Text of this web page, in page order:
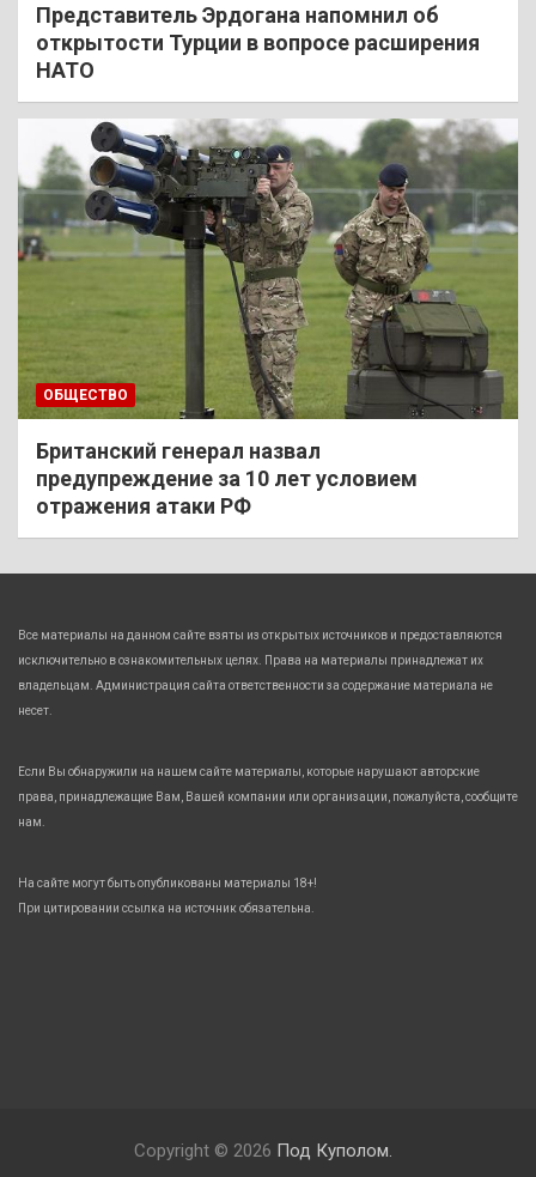
Представитель Эрдогана напомнил об
открытости Турции в вопросе расширения
НАТО
ОБЩЕСТВО
Британский генерал назвал
предупреждение за 10 лет условием
отражения атаки РФ
Все материалы на данном сайте взяты из открытых источников и предоставляются
исключительно в ознакомительных целях. Права на материалы принадлежат их
владельцам. Администрация сайта ответственности за содержание материала не
несет.
Если Вы обнаружили на нашем сайте материалы, которые нарушают авторские
права, принадлежащие Вам, Вашей компании или организации, пожалуйста, сообщите
нам.
На сайте могут быть опубликованы материалы 18+!
При цитировании ссылка на источник обязательна.
Copyright © 2026 Под Куполом.